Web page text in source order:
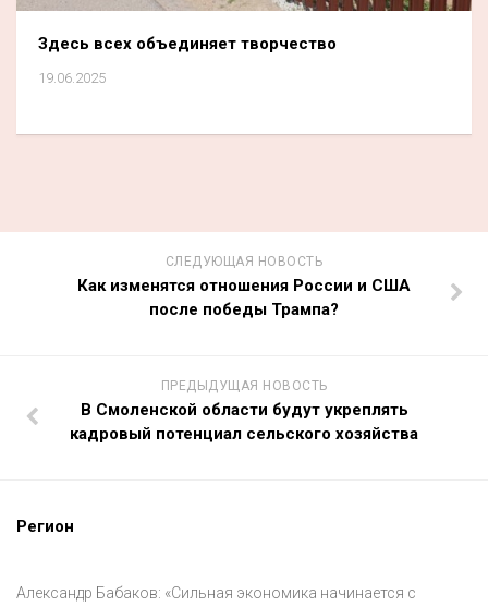
Здесь всех объединяет творчество
19.06.2025
СЛЕДУЮЩАЯ НОВОСТЬ
Как изменятся отношения России и США
после победы Трампа?
ПРЕДЫДУЩАЯ НОВОСТЬ
В Смоленской области будут укреплять
кадровый потенциал сельского хозяйства
Регион
Александр Бабаков: «Сильная экономика начинается с